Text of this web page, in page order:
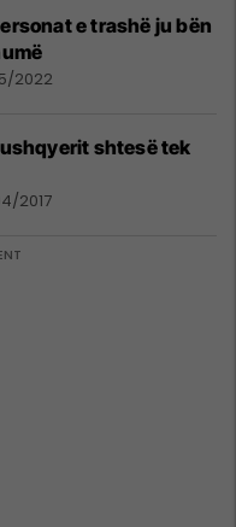
e trashë ju bën
2022
shtesë tek
2017